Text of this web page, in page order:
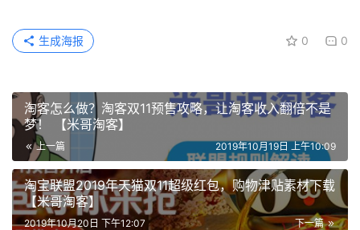
0 0
生成海报
淘客怎么做？淘客双11预售攻略，让淘客收入翻倍不是
梦！ 【米哥淘客】
上一篇 2019年10月19日 上午10:09
淘宝联盟2019年天猫双11超级红包，购物津贴素材下载
【米哥淘客】
下一篇
2019年10月20日 下午12:07